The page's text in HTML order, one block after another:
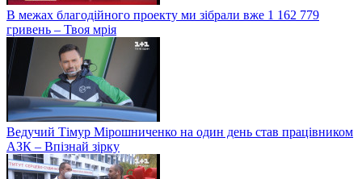
В межах благодійного проекту ми зібрали вже 1 162 779
гривень – Твоя мрія
Ведучий Тімур Мірошниченко на один день став працівником
АЗК – Впізнай зірку